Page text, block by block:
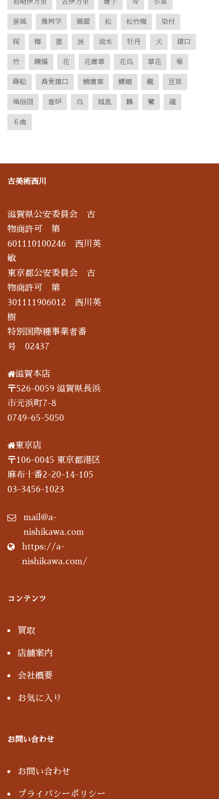
屏風 幾何学 扇面 松 松竹梅 染付
桜 梅 棗 波 流水 牡丹 犬 猪口
竹 線描 花 花唐草 花鳥 草花 菊
蒔絵 蕎麦猪口 蛸唐草 螺鈿 覗 豆皿
風俗図 香炉 鳥 鳳凰 鶴 鷺 龍
６曲
古美術西川
滋賀県公安委員会 古
物商許可 第
601110100246 西川英
敏
東京都公安委員会 古
物商許可 第
301111906012 西川英
樹
特別国際種事業者番
号 02437
滋賀本店
〒526-0059 滋賀県長浜
市元浜町7-8
0749-65-5050
東京店
〒106-0045 東京都港区
麻布十番2-20-14-105
03-3456-1023
mail@a-
nishikawa.com
https://a-
nishikawa.com/
コンテンツ
買取
店舗案内
会社概要
お気に入り
お問い合わせ
お問い合わせ
プライバシーポリシー